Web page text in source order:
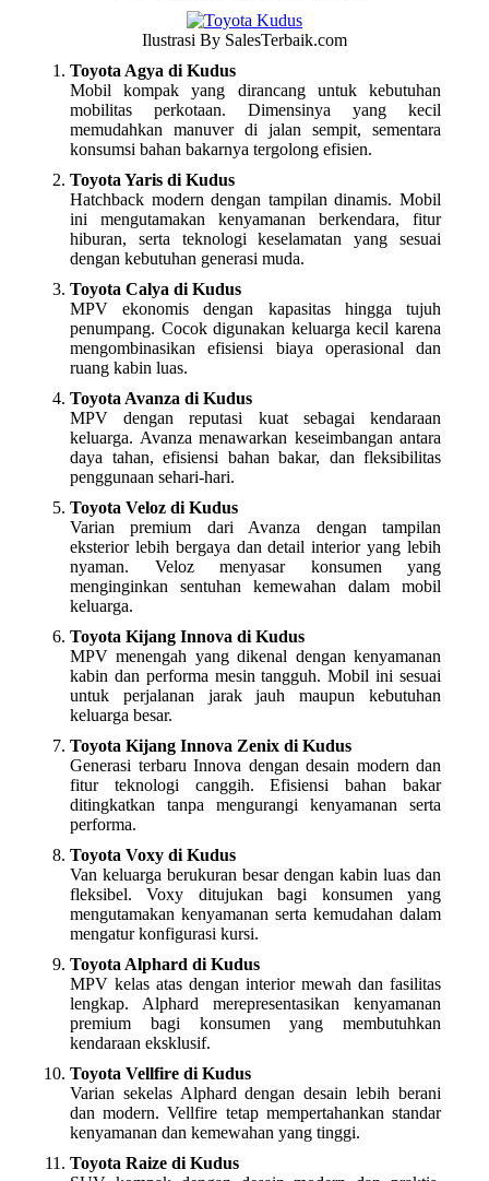
Ilustrasi By SalesTerbaik.com
Toyota Agya di Kudus
Mobil kompak yang dirancang untuk kebutuhan
mobilitas perkotaan. Dimensinya yang kecil
memudahkan manuver di jalan sempit, sementara
konsumsi bahan bakarnya tergolong efisien.
Toyota Yaris di Kudus
Hatchback modern dengan tampilan dinamis. Mobil
ini mengutamakan kenyamanan berkendara, fitur
hiburan, serta teknologi keselamatan yang sesuai
dengan kebutuhan generasi muda.
Toyota Calya di Kudus
MPV ekonomis dengan kapasitas hingga tujuh
penumpang. Cocok digunakan keluarga kecil karena
mengombinasikan efisiensi biaya operasional dan
ruang kabin luas.
Toyota Avanza di Kudus
MPV dengan reputasi kuat sebagai kendaraan
keluarga. Avanza menawarkan keseimbangan antara
daya tahan, efisiensi bahan bakar, dan fleksibilitas
penggunaan sehari-hari.
Toyota Veloz di Kudus
Varian premium dari Avanza dengan tampilan
eksterior lebih bergaya dan detail interior yang lebih
nyaman. Veloz menyasar konsumen yang
menginginkan sentuhan kemewahan dalam mobil
keluarga.
Toyota Kijang Innova di Kudus
MPV menengah yang dikenal dengan kenyamanan
kabin dan performa mesin tangguh. Mobil ini sesuai
untuk perjalanan jarak jauh maupun kebutuhan
keluarga besar.
Toyota Kijang Innova Zenix di Kudus
Generasi terbaru Innova dengan desain modern dan
fitur teknologi canggih. Efisiensi bahan bakar
ditingkatkan tanpa mengurangi kenyamanan serta
performa.
Toyota Voxy di Kudus
Van keluarga berukuran besar dengan kabin luas dan
fleksibel. Voxy ditujukan bagi konsumen yang
mengutamakan kenyamanan serta kemudahan dalam
mengatur konfigurasi kursi.
Toyota Alphard di Kudus
MPV kelas atas dengan interior mewah dan fasilitas
lengkap. Alphard merepresentasikan kenyamanan
premium bagi konsumen yang membutuhkan
kendaraan eksklusif.
Toyota Vellfire di Kudus
Varian sekelas Alphard dengan desain lebih berani
dan modern. Vellfire tetap mempertahankan standar
kenyamanan dan kemewahan yang tinggi.
Toyota Raize di Kudus